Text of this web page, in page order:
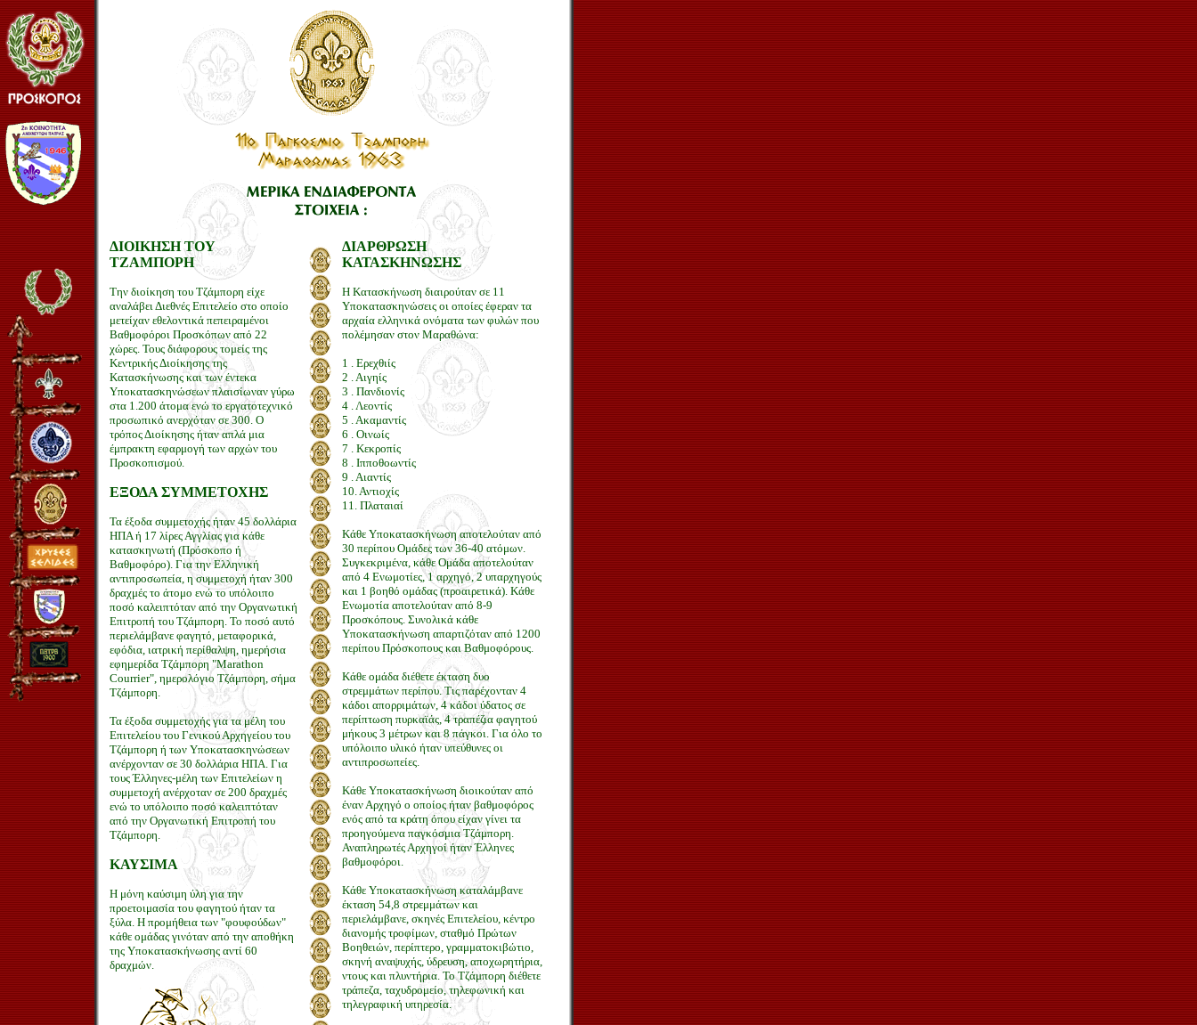
ΔΙΟΙΚΗΣΗ ΤΟΥ
ΤΖΑΜΠΟΡΗ
Την διοίκηση του Τζάμπορη είχε
αναλάβει Διεθνές Επιτελείο στο οποίο
μετείχαν εθελοντικά πεπειραμένοι
Βαθμοφόροι Προσκόπων από 22
χώρες. Τους διάφορους τομείς της
Κεντρικής Διοίκησης της
Κατασκήνωσης και των έντεκα
Υποκατασκηνώσεων πλαισίωναν γύρω
στα 1.200 άτομα ενώ το εργατοτεχνικό
προσωπικό ανερχόταν σε 300. Ο
τρόπος Διοίκησης ήταν απλά μια
έμπρακτη εφαρμογή των αρχών του
Προσκοπισμού.
EΞΟΔΑ ΣΥΜΜΕΤΟΧΗΣ
Τα έξοδα συμμετοχής ήταν 45 δολλάρια
ΗΠΑ ή 17 λίρες Αγγλίας για κάθε
κατασκηνωτή (Πρόσκοπο ή
Βαθμοφόρο). Για την Ελληνική
αντιπροσωπεία, η συμμετοχή ήταν 300
δραχμές το άτομο ενώ το υπόλοιπο
ποσό καλειπτόταν από την Οργανωτική
Επιτροπή του Τζάμπορη. Το ποσό αυτό
περιελάμβανε φαγητό, μεταφορικά,
εφόδια, ιατρική περίθαλψη, ημερήσια
εφημερίδα Τζάμπορη "Marathon
Courrier", ημερολόγιο Τζάμπορη, σήμα
Τζάμπορη.
Τα έξοδα συμμετοχής για τα μέλη του
Επιτελείου του Γενικού Αρχηγείου του
Τζάμπορη ή των Υποκατασκηνώσεων
ανέρχονταν σε 30 δολλάρια ΗΠΑ. Για
τους Έλληνες-μέλη των Επιτελείων η
συμμετοχή ανέρχοταν σε 200 δραχμές
ενώ το υπόλοιπο ποσό καλειπτόταν
από την Οργανωτική Επιτροπή του
Τζάμπορη.
ΚΑΥΣΙΜΑ
Η μόνη καύσιμη ύλη για την
προετοιμασία του φαγητού ήταν τα
ξύλα. Η προμήθεια των "φουφούδων"
κάθε ομάδας γινόταν από την αποθήκη
της Υποκατασκήνωσης αντί 60
δραχμών.
ΔΙΑΡΘΡΩΣΗ
ΚΑΤΑΣΚΗΝΩΣΗΣ
Η Κατασκήνωση διαιρούταν σε 11
Υποκατασκηνώσεις οι οποίες έφεραν τα
αρχαία ελληνικά ονόματα των φυλών που
πολέμησαν στον Μαραθώνα:
1 . Ερεχθιίς
2 . Αιγηίς
3 . Πανδιονίς
4 . Λεοντίς
5 . Ακαμαντίς
6 . Οινωίς
7 . Κεκροπίς
8 . Ιπποθοωντίς
9 . Αιαντίς
10. Αντιοχίς
11. Πλαταιαί
Κάθε Υποκατασκήνωση αποτελούταν από
30 περίπου Ομάδες των 36-40 ατόμων.
Συγκεκριμένα, κάθε Ομάδα αποτελούταν
από 4 Ενωμοτίες, 1 αρχηγό, 2 υπαρχηγούς
και 1 βοηθό ομάδας (προαιρετικά). Κάθε
Ενωμοτία αποτελούταν από 8-9
Προσκόπους. Συνολικά κάθε
Υποκατασκήνωση απαρτιζόταν από 1200
περίπου Πρόσκοπους και Βαθμοφόρους.
Κάθε ομάδα διέθετε έκταση δυο
στρεμμάτων περίπου. Τις παρέχονταν 4
κάδοι απορριμάτων, 4 κάδοι ύδατος σε
περίπτωση πυρκαϊάς, 4 τραπέζια φαγητού
μήκους 3 μέτρων και 8 πάγκοι. Για όλο το
υπόλοιπο υλικό ήταν υπεύθυνες οι
αντιπροσωπείες.
Κάθε Υποκατασκήνωση διοικούταν από
έναν Αρχηγό ο οποίος ήταν βαθμοφόρος
ενός από τα κράτη όπου είχαν γίνει τα
προηγούμενα παγκόσμια Τζάμπορη.
Αναπληρωτές Αρχηγοί ήταν Έλληνες
βαθμοφόροι.
Κάθε Υποκατασκήνωση καταλάμβανε
έκταση 54,8 στρεμμάτων και
περιελάμβανε, σκηνές Επιτελείου, κέντρο
διανομής τροφίμων, σταθμό Πρώτων
Βοηθειών, περίπτερο, γραμματοκιβώτιο,
σκηνή αναψυχής, ύδρευση, αποχωρητήρια,
ντους και πλυντήρια. Το Τζάμπορη διέθετε
τράπεζα, ταχυδρομείο, τηλεφωνική και
τηλεγραφική υπηρεσία.